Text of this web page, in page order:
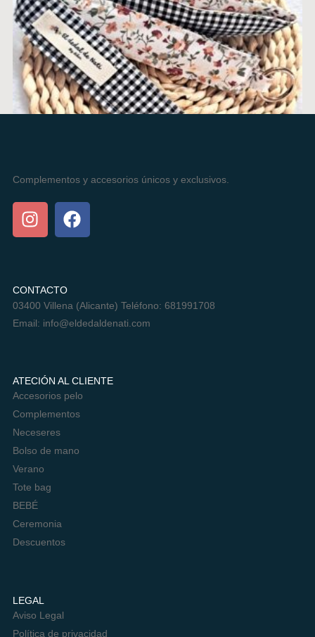
CUELGA MÓVIL NIKA
13,00€
Complementos y accesorios únicos y exclusivos.
CONTACTO
03400 Villena (Alicante) Teléfono: 681991708
Email: info@eldedaldenati.com
ATECIÓN AL CLIENTE
Accesorios pelo
Complementos
Neceseres
Bolso de mano
Verano
Tote bag
BEBÉ
Ceremonia
Descuentos
LEGAL
Aviso Legal
Política de privacidad